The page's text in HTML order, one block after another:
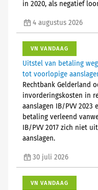
in 2020, als negatief
4 augustus 2026
VN VANDAAG
Uitstel van betaling
tot voorlopige
Rechtbank Gelderland
invorderingskosten in
aanslagen IB/PVV
betaling verleend
IB/PVV 2017 zich niet
aanslagen.
30 juli 2026
VN VANDAAG